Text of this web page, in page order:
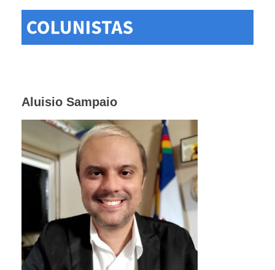
Aluisio Sampaio